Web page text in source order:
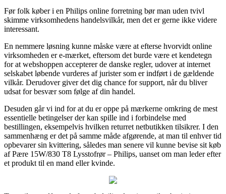
Før folk køber i en Philips online forretning bør man uden tvivl
skimme virksomhedens handelsvilkår, men det er gerne ikke videre
interessant.
En nemmere løsning kunne måske være at efterse hvorvidt online
virksomheden er e-mærket, eftersom det burde være et kendetegn
for at webshoppen accepterer de danske regler, udover at internet
selskabet løbende vurderes af jurister som er indført i de gældende
vilkår. Derudover giver det dig chance for support, når du bliver
udsat for besvær som følge af din handel.
Desuden går vi ind for at du er oppe på mærkerne omkring de mest
essentielle betingelser der kan spille ind i forbindelse med
bestillingen, eksempelvis hvilken returret netbutikken tilsikrer. I den
sammenhæng er det på samme måde afgørende, at man til enhver tid
opbevarer sin kvittering, således man senere vil kunne bevise sit køb
af Pære 15W/830 T8 Lysstofrør – Philips, uanset om man leder efter
et produkt til en mand eller kvinde.